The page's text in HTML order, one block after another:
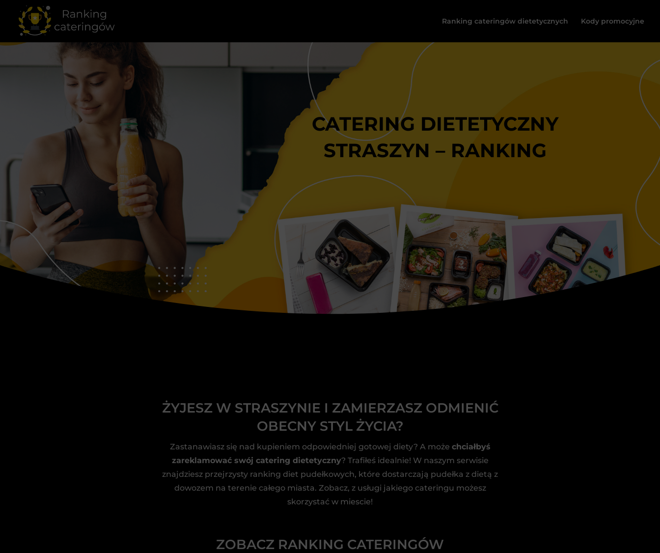
Ranking cateringów dietetycznych Kody promocyjne
CATERING DIETETYCZNY
STRASZYN – RANKING
ŻYJESZ W STRASZYNIE I ZAMIERZASZ ODMIENIĆ
OBECNY STYL ŻYCIA?
Zastanawiasz się nad kupieniem odpowiedniej gotowej diety? A może chciałbyś
zareklamować swój catering dietetyczny? Trafiłeś idealnie! W naszym serwisie
znajdziesz przejrzysty ranking diet pudełkowych, które dostarczają pudełka z dietą z
dowozem na terenie całego miasta. Zobacz, z usługi jakiego cateringu możesz
skorzystać w miescie!
ZOBACZ RANKING CATERINGÓW